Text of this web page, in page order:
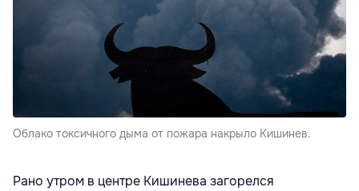
Облако токсичного дыма от пожара накрыло Кишинев.
Рано утром в центре Кишинева загорелся